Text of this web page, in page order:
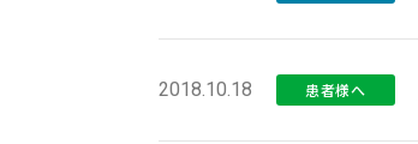
2018.10.18 患者様へ